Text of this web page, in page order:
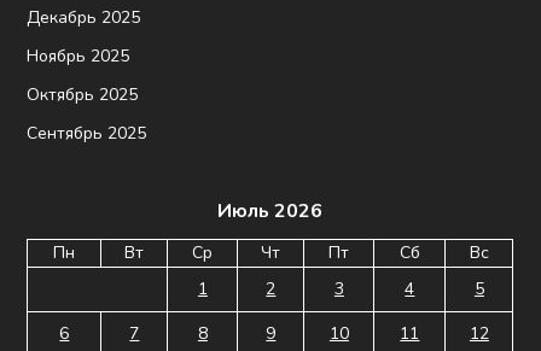
Декабрь 2025
Ноябрь 2025
Октябрь 2025
Сентябрь 2025
Июль 2026
Пн Вт Ср Чт Пт Сб
Вс
1
2 3 4
5
6
7 8 9 10 11 12